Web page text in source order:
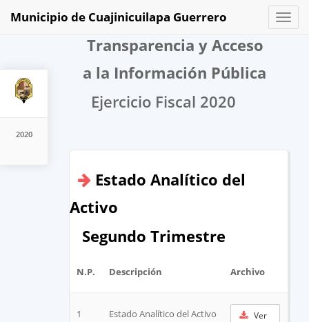
2020
Toggle
Municipio de Cuajinicuilapa Guerrero
Transparencia y Acceso
a la Información Pública
Ejercicio Fiscal 2020
Estado Analítico del
Activo
Segundo Trimestre
N.P. Descripción Archivo
1 Estado Analítico del Activo Ver